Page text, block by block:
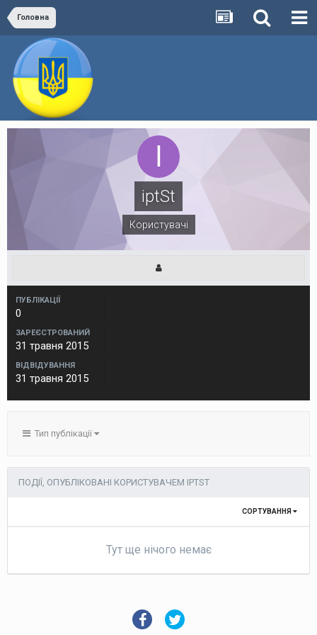
Головна
iptSt
Користувачі
ПУБЛІКАЦІЇ
0
ЗАРЕЄСТРОВАНИЙ
31 травня 2015
ВІДВІДУВАННЯ
31 травня 2015
Тип публікації
ПОДІЇ, ОПУБЛІКОВАНІ КОРИСТУВАЧЕМ IPTST
СОРТУВАННЯ
Тут ще нічого немає